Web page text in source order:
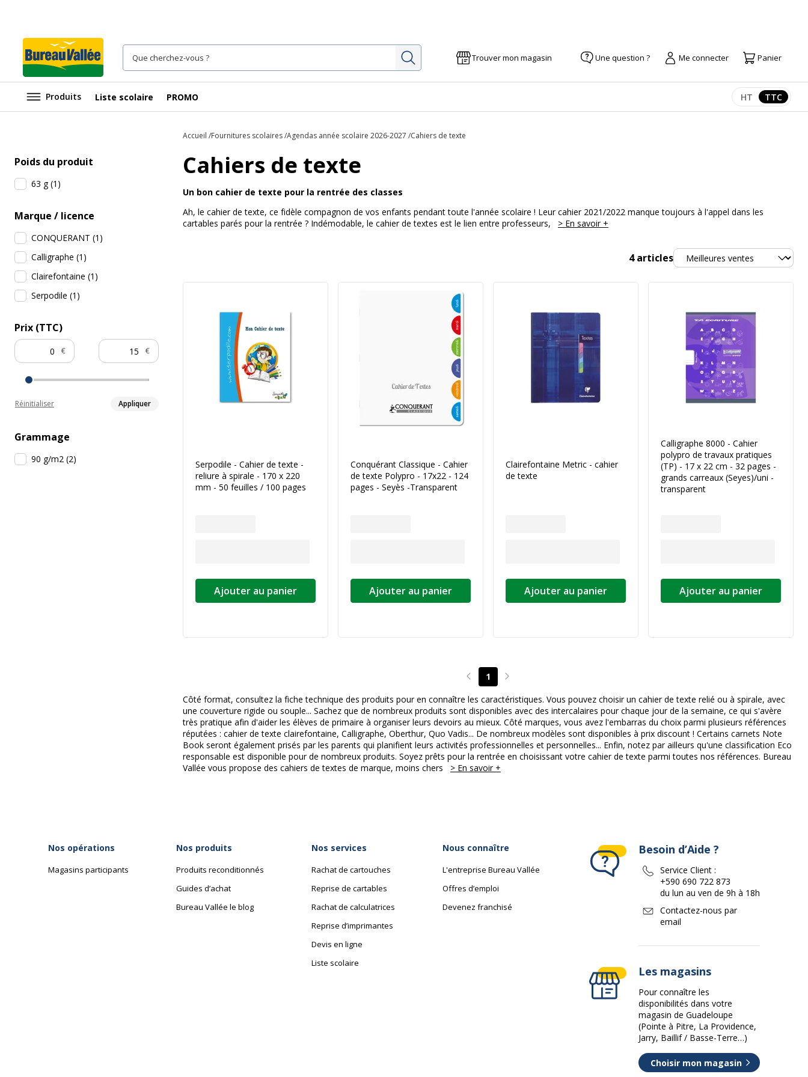
Rechercher Trouver mon magasin Une question ? Me connecter Panier
Produits Liste scolaire PROMO Afficher les
HT TTC
Poids du produit
63 g(1 )
Marque / licence
CONQUERANT (1 )
Calligraphe (1 )
Clairefontaine (1 )
Serpodile (1 )
Prix (TTC)
€ €
Réinitialiser Appliquer
Grammage
90 g/m2 (2)
Accueil Fournitures scolaires Agendas année scolaire 2026-2027 Cahiers de texte
Cahiers de texte
Un bon cahier de texte pour la rentrée des classes
Ah, le cahier de texte, ce fidèle compagnon de vos enfants pendant toute l'année scolaire ! Leur cahier 2021/2022 manque toujours à l'appel dans les
cartables parés pour la rentrée ? Indémodable, le cahier de textes est le lien entre professeurs,
> En savoir +
4 articlesTrier
Serpodile - Cahier de texte -
reliure à spirale - 170 x 220
mm - 50 feuilles / 100 pages
Ajouter au panier
Conquérant Classique - Cahier
de texte Polypro - 17x22 - 124
pages - Seyès -Transparent
Ajouter au panier
Clairefontaine Metric - cahier
de texte
Ajouter au panier
Calligraphe 8000 - Cahier
polypro de travaux pratiques
(TP) - 17 x 22 cm - 32 pages -
grands carreaux (Seyes)/uni -
transparent
Ajouter au panier
Page précédente
1
Page suivante
Côté format, consultez la fiche technique des produits pour en connaître les caractéristiques. Vous pouvez choisir un cahier de texte relié ou à spirale, avec
une couverture rigide ou souple... Sachez que de nombreux produits sont disponibles avec des intercalaires pour chaque jour de la semaine, ce qui s'avère
très pratique afin d'aider les élèves de primaire à organiser leurs devoirs au mieux. Côté marques, vous avez l'embarras du choix parmi plusieurs références
réputées : cahier de texte clairefontaine, Calligraphe, Oberthur, Quo Vadis... De nombreux modèles sont disponibles à prix discount ! Certains carnets Note
Book seront également prisés par les parents qui planifient leurs activités professionnelles et personnelles... Enfin, notez par ailleurs qu'une classification Eco
responsable est disponible pour de nombreux produits. Soyez prêts pour la rentrée en choisissant votre cahier de texte parmi toutes nos références. Bureau
Vallée vous propose des cahiers de textes de marque, moins chers
> En savoir +
Nos opérations
Magasins participants
Nos produits
Produits reconditionnés
Guides d’achat
Bureau Vallée le blog
Nos services
Rachat de cartouches
Reprise de cartables
Rachat de calculatrices
Reprise d’imprimantes
Devis en ligne
Liste scolaire
Nous connaître
L'entreprise Bureau Vallée
Offres d’emploi
Devenez franchisé
Besoin d’Aide ?
Service Client :
+590 690 722 873
du lun au ven de 9h à 18h
Contactez-nous par
email
Les magasins
Pour connaître les
disponibilités dans votre
magasin de Guadeloupe
(Pointe à Pitre, La Providence,
Jarry, Baillif / Basse-Terre…)
Choisir mon magasin